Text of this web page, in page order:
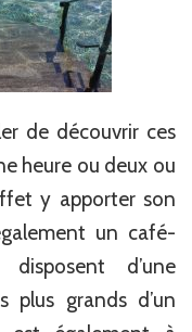
de découvrir ces
heure ou deux ou
y apporter son
un café-
d’une
plus grands d’un